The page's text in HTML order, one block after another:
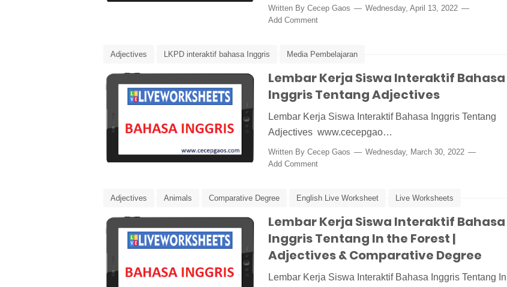
Written By Cecep Gaos
Wednesday, April 13, 2022
Add Comment
Adjectives LKPD interaktif bahasa Inggris Media Pembelajaran
Lembar Kerja Siswa Interaktif Bahasa
Inggris Tentang Adjectives
Lembar Kerja Siswa Interaktif Bahasa Inggris Tentang
Adjectives www.cecepgao…
Written By Cecep Gaos
Wednesday, March 30, 2022
Add Comment
Adjectives Animals Comparative Degree English Live Worksheet Live Worksheets
LKS Interaktif Bahasa Inggris Media Pembelajaran Online
Lembar Kerja Siswa Interaktif Bahasa
Inggris Tentang In the Forest |
Adjectives & Comparative Degree
Lembar Kerja Siswa Interaktif Bahasa Inggris Tentang In